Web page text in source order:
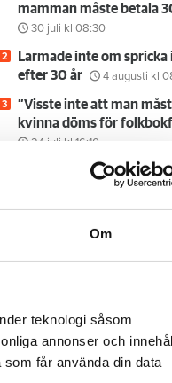
Om
teknologi såsom
annonser och
får använda din data
mamman måste betala
30 juli kl 08:30
Larmade inte om spricka
efter 30 år
4 augusti kl
”Visste inte att man
kvinna döms för
24 juli kl 16:10
Flyttfirma anmäls: dök
sent och höjde priset på
24 julikl 09:30
Försvunnen man får
& Hyra TV